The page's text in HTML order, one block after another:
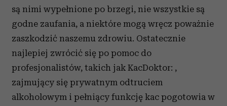
są nimi wypełnione po brzegi, nie wszystkie są
godne zaufania, a niektóre mogą wręcz poważnie
zaszkodzić naszemu zdrowiu. Ostatecznie
najlepiej zwrócić się po pomoc do
profesjonalistów, takich jak KacDoktor: ,
zajmujący się prywatnym odtruciem
alkoholowym i pełniący funkcję kac pogotowia w